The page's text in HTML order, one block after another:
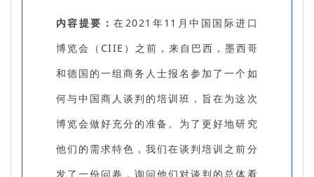
内容提要：在2021年11月中国国际进口
博览会（CIIE）之前，来自巴西，墨西哥
和德国的一组商务人士报名参加了一个如
何与中国商人谈判的培训班，旨在为这次
博览会做好充分的准备。为了更好地研究
他们的需求特色，我们在谈判培训之前分
发了一份问卷，询问他们对谈判的总体看